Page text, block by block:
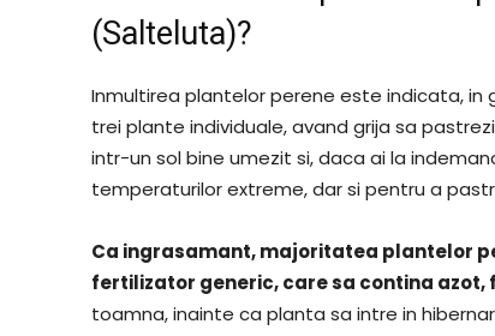
(Salteluta)?
Inmultirea plantelor perene este indicata, in
trei plante individuale, avand grija sa
intr-un sol bine umezit si, daca ai la
temperaturilor extreme, dar si pentru a
Ca ingrasamant, majoritatea plantelor
fertilizator generic, care sa contina azot,
toamna, inainte ca planta sa intre in